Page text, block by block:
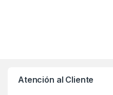
Atención al Cliente